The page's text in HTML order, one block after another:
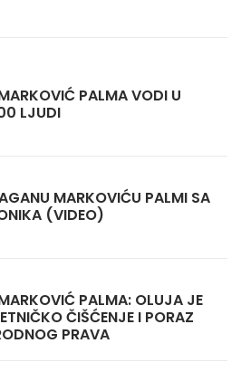
PALMA VODI U
LJUDI
MARKOVIĆU PALMI SA
(VIDEO)
PALMA: OLUJA JE
ČIŠĆENJE I PORAZ
PRAVA